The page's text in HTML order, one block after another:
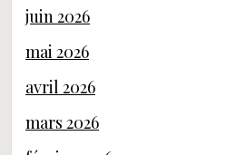
juin 2026
mai 2026
avril 2026
mars 2026